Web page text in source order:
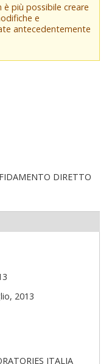
più possibile creare
e
antecedentemente
DIRETTO
2013
ITALIA